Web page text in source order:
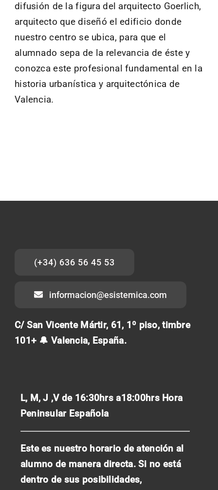
difusión de la figura del arquitecto Goerlich,
arquitecto que diseñó el edificio donde
nuestro centro se ubica, para que el
alumnado sepa de la relevancia de éste y
conozca este profesional fundamental en la
historia urbanística y arquitectónica de
Valencia.
(+34) 636 56 45 53
informacion@esistemica.com
C/ San Vicente Mártir, 61, 1º piso, timbre
101+ 🔔 Valencia, España.
L, M, J ,V de 16:30hrs a18:00hrs Hora
Peninsular Española
Este es nuestro horario de atención al
alumno de manera directa. Si no está
dentro de sus posibilidades,